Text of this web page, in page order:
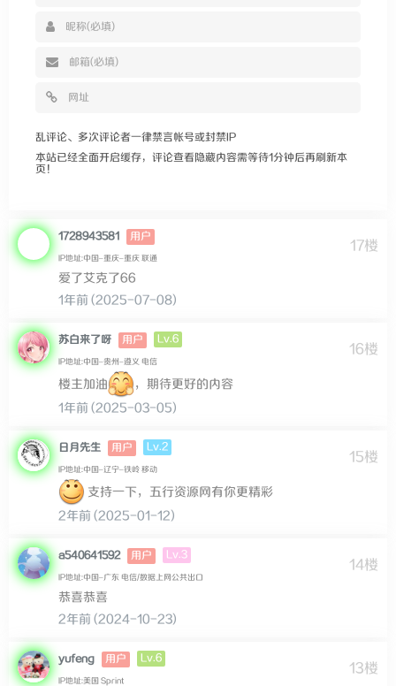
乱评论、多次评论者一律禁言帐号或封禁IP
本站已经全面开启缓存，评论查看隐藏内容需等待1分钟后再刷新本
页！
17楼
1728943581 用户
IP地址:中国–重庆–重庆 联通
爱了艾克了66
1年前 (2025-07-08)
16楼
苏白来了呀 用户 Lv.6
IP地址:中国–贵州–遵义 电信
楼主加油
，期待更好的内容
1年前 (2025-03-05)
15楼
日月先生 用户 Lv.2
IP地址:中国–辽宁–铁岭 移动
支持一下，五行资源网有你更精彩
2年前 (2025-01-12)
14楼
a540641592 用户 Lv.3
IP地址:中国–广东 电信/数据上网公共出口
恭喜恭喜
2年前 (2024-10-23)
13楼
yufeng 用户 Lv.6
IP地址:美国 Sprint